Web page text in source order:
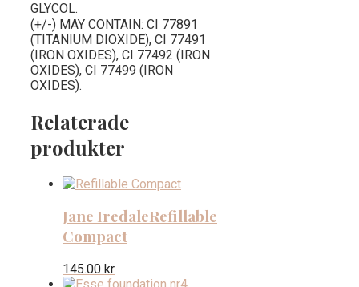
GLYCOL.
(+/-) MAY CONTAIN: CI 77891
(TITANIUM DIOXIDE), CI 77491
(IRON OXIDES), CI 77492 (IRON
OXIDES), CI 77499 (IRON
OXIDES).
Relaterade
produkter
Jane IredaleRefillable
Compact
145.00 kr